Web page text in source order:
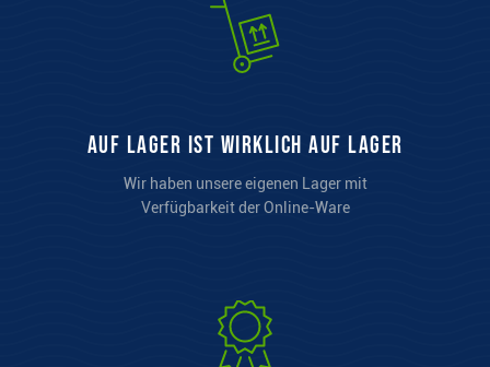
auf Lager ist wirklich auf Lager
Wir haben unsere eigenen Lager mit
Verfügbarkeit der Online-Ware